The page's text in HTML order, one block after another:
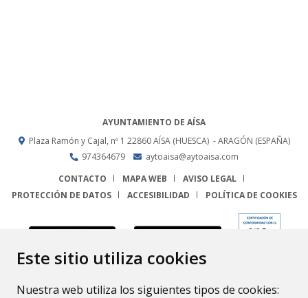
Este sitio utiliza cookies
Nuestra web utiliza los siguientes tipos de cookies:
AYUNTAMIENTO DE AÍSA
Plaza Ramón y Cajal, nº 1 22860 AÍSA (HUESCA) - ARAGÓN (ESPAÑA)
974364679
aytoaisa@aytoaisa.com
CONTACTO
MAPA WEB
AVISO LEGAL
PROTECCIÓN DE DATOS
ACCESIBILIDAD POLÍTICA DE COOKIES